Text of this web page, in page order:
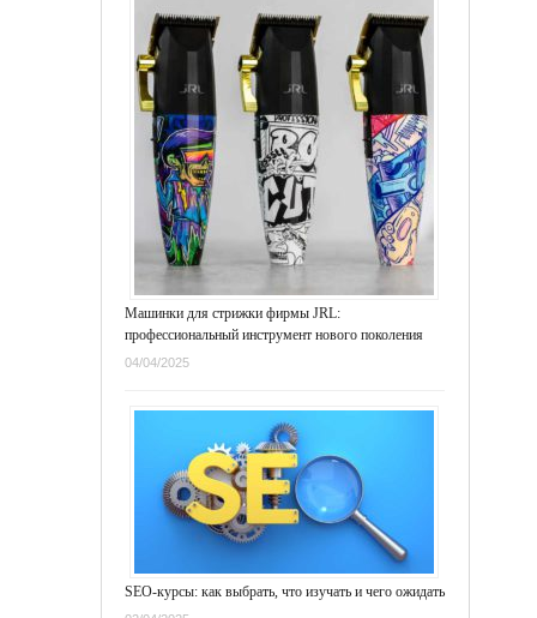
Машинки для стрижки фирмы JRL:
профессиональный инструмент нового поколения
04/04/2025
SEO-курсы: как выбрать, что изучать и чего ожидать